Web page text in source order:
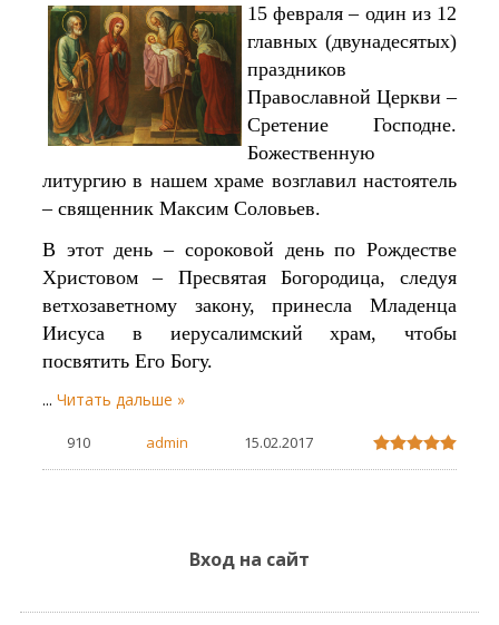
15 февраля – один из 12
главных (двунадесятых)
праздников
Православной Церкви –
Сретение Господне.
Божественную
литургию в нашем храме возглавил настоятель
– священник Максим Соловьев.
В этот день – сороковой день по Рождестве
Христовом – Пресвятая Богородица, следуя
ветхозаветному закону, принесла Младенца
Иисуса в иерусалимский храм, чтобы
посвятить Его Богу.
... Читать дальше »
910 admin 15.02.2017
Вход на сайт